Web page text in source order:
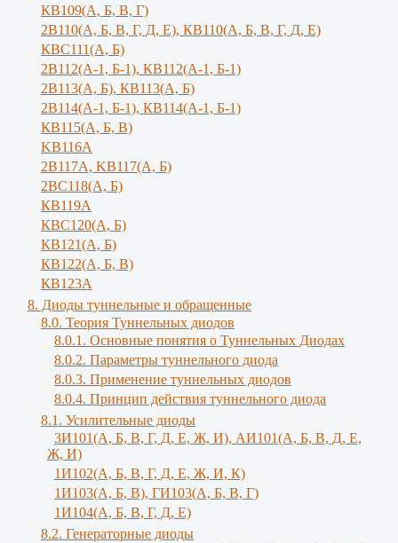
КВ109(А, Б, В, Г)
2В110(А, Б, В, Г, Д, Е), КВ110(А, Б, B, Г, Д, E)
КВС111(А, Б)
2В112(А-1, Б-1), КВ112(А-1, Б-1)
2В113(А, Б), КВ113(А, Б)
2В114(А-1, Б-1), КВ114(А-1, Б-1)
КВ115(А, Б, В)
KB116A
2В117А, KB117(A, Б)
2ВС118(А, Б)
КВ119А
КВС120(А, Б)
КВ121(А, Б)
КВ122(А, Б, В)
КВ123А
8. Диоды туннельные и обращенные
8.0. Теория Туннельных диодов
8.0.1. Основные понятия о Туннельных Диодах
8.0.2. Параметры туннельного диода
8.0.3. Применение туннельных диодов
8.0.4. Принцип действия туннельного диода
8.1. Усилительные диоды
3И101(А, Б, В, Г, Д, Е, Ж, И), АИ101(А, Б, В, Д, Е,
Ж, И)
1И102(А, Б, В, Г, Д, Е, Ж, И, К)
1И103(А, Б, В), ГИ103(А, Б, В, Г)
1И104(А, Б, В, Г, Д, Е)
8.2. Генераторные диоды